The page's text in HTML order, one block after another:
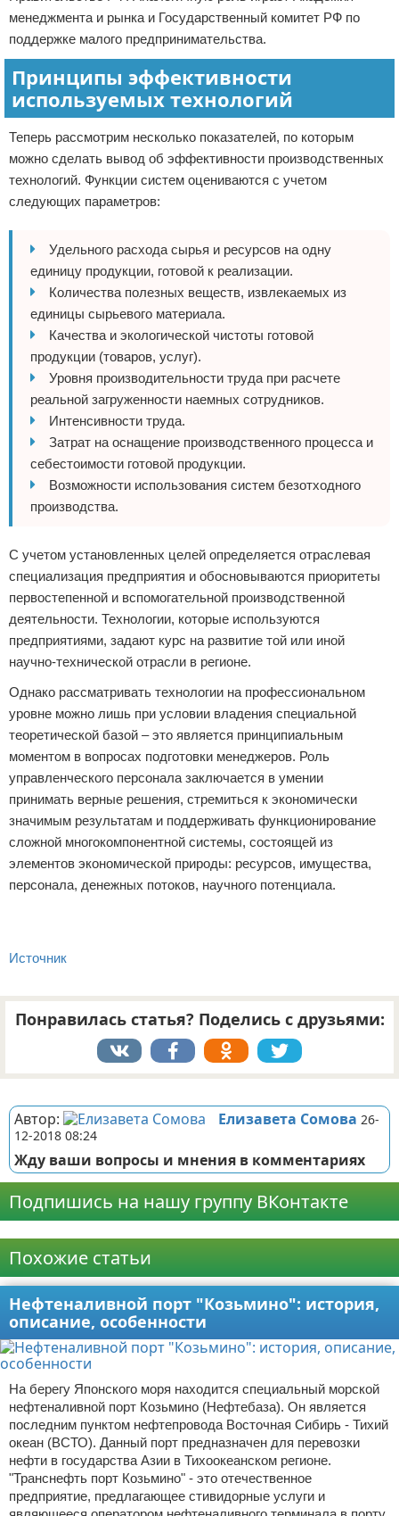
менеджмента и рынка и Государственный комитет РФ по
поддержке малого предпринимательства.
Принципы эффективности
используемых технологий
Теперь рассмотрим несколько показателей, по которым
можно сделать вывод об эффективности производственных
технологий. Функции систем оцениваются с учетом
следующих параметров:
Удельного расхода сырья и ресурсов на одну
единицу продукции, готовой к реализации.
Количества полезных веществ, извлекаемых из
единицы сырьевого материала.
Качества и экологической чистоты готовой
продукции (товаров, услуг).
Уровня производительности труда при расчете
реальной загруженности наемных сотрудников.
Интенсивности труда.
Затрат на оснащение производственного процесса и
себестоимости готовой продукции.
Возможности использования систем безотходного
производства.
С учетом установленных целей определяется отраслевая
специализация предприятия и обосновываются приоритеты
первостепенной и вспомогательной производственной
деятельности. Технологии, которые используются
предприятиями, задают курс на развитие той или иной
научно-технической отрасли в регионе.
Однако рассматривать технологии на профессиональном
уровне можно лишь при условии владения специальной
теоретической базой – это является принципиальным
моментом в вопросах подготовки менеджеров. Роль
управленческого персонала заключается в умении
принимать верные решения, стремиться к экономически
значимым результатам и поддерживать функционирование
сложной многокомпонентной системы, состоящей из
элементов экономической природы: ресурсов, имущества,
персонала, денежных потоков, научного потенциала.
Источник
Понравилась статья? Поделись с друзьями:
Автор: Елизавета Сомова 26-
12-2018 08:24
Жду ваши вопросы и мнения в комментариях
Подпишись на нашу группу ВКонтакте
Похожие статьи
Нефтеналивной порт "Козьмино": история,
описание, особенности
На берегу Японского моря находится специальный морской
нефтеналивной порт Козьмино (Нефтебаза). Он является
последним пунктом нефтепровода Восточная Сибирь - Тихий
океан (ВСТО). Данный порт предназначен для перевозки
нефти в государства Азии в Тихоокеанском регионе.
"Транснефть порт Козьмино" - это отечественное
предприятие, предлагающее стивидорные услуги и